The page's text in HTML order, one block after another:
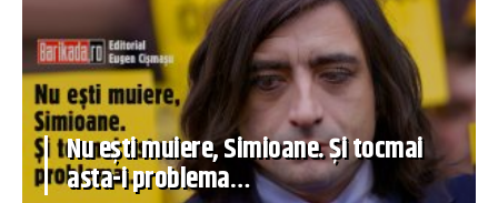
Nu ești muiere, Simioane. Și tocmai
asta-i problema…